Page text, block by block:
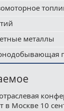
металлы
в Москве 10